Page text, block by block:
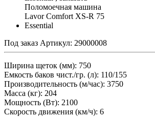
Под заказ Артикул: 29000008
Ширина щеток (мм): 750
Емкость баков чист./гр. (л): 110/155
Производительность (м/час): 3750
Масса (кг): 204
Мощность (Вт): 2100
Скорость движения (км/ч): 6